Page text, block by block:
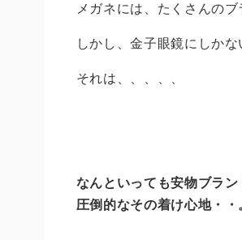
メガネには、たくさんの
しかし、金子眼鏡にしか
それは、、、、、
なんといっても安物ブラ
圧倒的なその着け心地・・